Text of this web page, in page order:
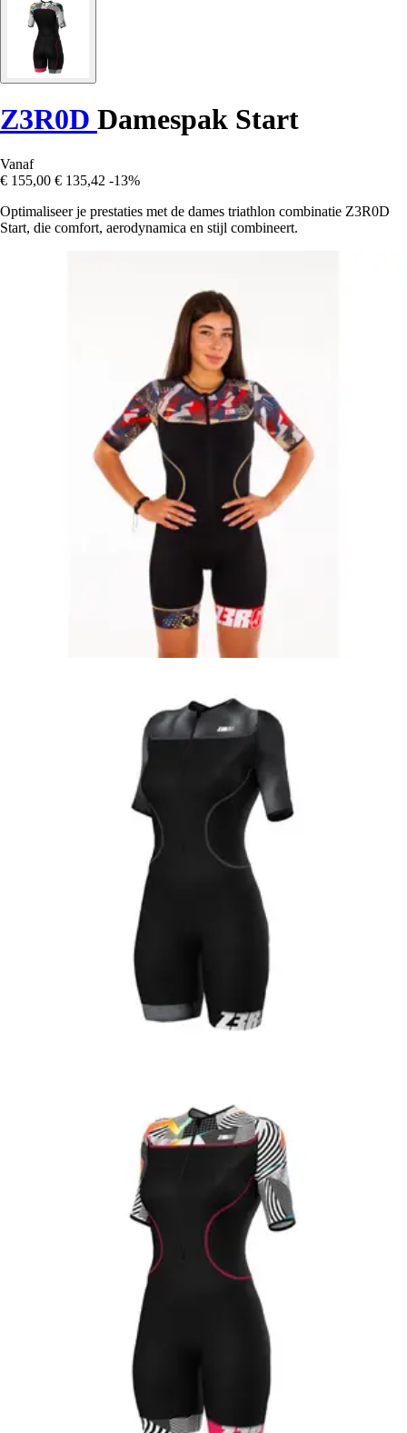
Z3R0D Damespak Start
Vanaf
€ 155,00 € 135,42 -13%
Optimaliseer je prestaties met de dames triathlon combinatie Z3R0D
Start, die comfort, aerodynamica en stijl combineert.